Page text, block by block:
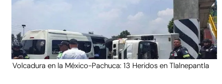
Volcadura en la México-Pachuca: 13 Heridos en Tlalnepantla